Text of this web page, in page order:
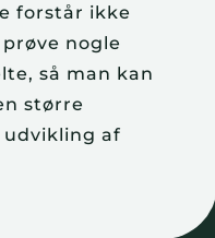
forstår ikke
nogle
så man kan
større
af